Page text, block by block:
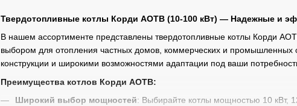
Твердотопливные котлы Корди АОТВ (10-100 кВт) — Надежные и
В нашем ассортименте представлены твердотопливные котлы Корди
выбором для отопления частных домов, коммерческих и
конструкции и широкими возможностями адаптации под ваши
Преимущества котлов Корди АОТВ:
Широкий выбор мощностей: Выбирайте котлы мощностью 10 кВт,